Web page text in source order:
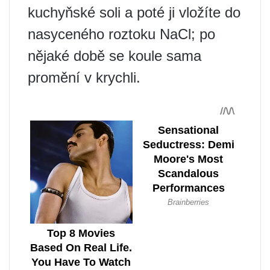
kuchyňské soli a poté ji vložíte do
nasyceného roztoku NaCl; po
nějaké době se koule sama
promění v krychli.